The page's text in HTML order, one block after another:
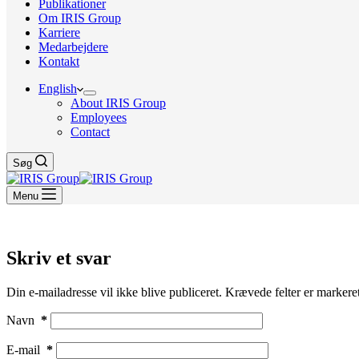
Publikationer
Om IRIS Group
Karriere
Medarbejdere
Kontakt
English
About IRIS Group
Employees
Contact
Søg
Menu
Skriv et svar
Din e-mailadresse vil ikke blive publiceret. Krævede felter er
Navn *
E-mail *